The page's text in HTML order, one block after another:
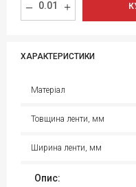
ХАРАКТЕРИСТИКИ
Матеріал
Товщина ленти, мм
Ширина ленти, мм
Опис: